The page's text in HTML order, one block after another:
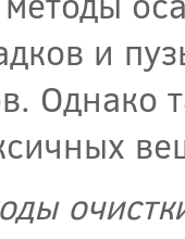
и
Однако